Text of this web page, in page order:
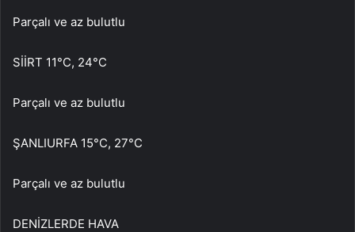
Parçalı ve az bulutlu
SİİRT 11°C, 24°C
Parçalı ve az bulutlu
ŞANLIURFA 15°C, 27°C
Parçalı ve az bulutlu
DENİZLERDE HAVA